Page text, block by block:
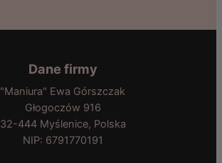
Dane firmy
"Maniura" Ewa Górszczak
Głogoczów 916
32-444 Myślenice, Polska
NIP: 6791770191